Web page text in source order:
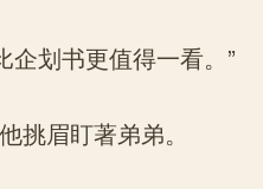
划书更值得一看。”
挑眉盯著弟弟。